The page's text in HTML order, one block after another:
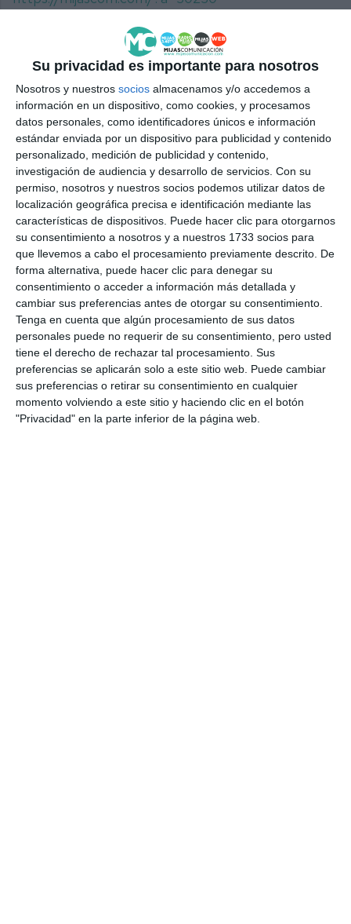
Su privacidad es importante para nosotros
Nosotros y nuestros socios almacenamos y/o accedemos a
información en un dispositivo, como cookies, y procesamos
datos personales, como identificadores únicos e información
estándar enviada por un dispositivo para publicidad y contenido
personalizado, medición de publicidad y contenido,
investigación de audiencia y desarrollo de servicios. Con su
permiso, nosotros y nuestros socios podemos utilizar datos de
localización geográfica precisa e identificación mediante las
características de dispositivos. Puede hacer clic para otorgarnos
su consentimiento a nosotros y a nuestros 1733 socios para
que llevemos a cabo el procesamiento previamente descrito. De
forma alternativa, puede hacer clic para denegar su
consentimiento o acceder a información más detallada y
cambiar sus preferencias antes de otorgar su consentimiento.
Tenga en cuenta que algún procesamiento de sus datos
personales puede no requerir de su consentimiento, pero usted
tiene el derecho de rechazar tal procesamiento. Sus
preferencias se aplicarán solo a este sitio web. Puede cambiar
sus preferencias o retirar su consentimiento en cualquier
momento volviendo a este sitio y haciendo clic en el botón
"Privacidad" en la parte inferior de la página web.
MIJAS COMERCIOS